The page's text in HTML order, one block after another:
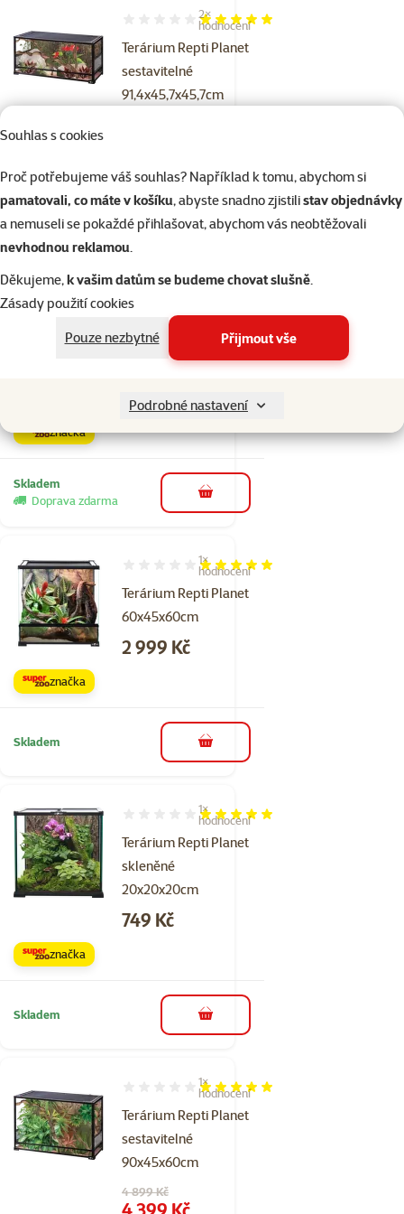
Souhlas s cookies
Proč potřebujeme váš souhlas? Například k tomu, abychom si
pamatovali, co máte v košíku, abyste snadno zjistilistav objednávky
a nemuseli se pokaždé přihlašovat, abychom vás neobtěžovali
nevhodnou reklamou.
Děkujeme,k vašim datům se budeme chovat slušně.
Zásady použití cookies
Pouze nezbytné
Přijmout vše
Podrobné nastavení
Terárium Repti Planet
sestavitelné
91,4x45,7x45,7cm
Hodnocení 100%, počet hodnocení: 2
2×
hodnocení
Doprava zdarma
do košíku
Terárium Repti Planet
sestavitelné
120x45x32cm
Hodnocení 100%, počet hodnocení: 1
1×
Cena
5 199 Kč
značka
Skladem
Doprava zdarma
do košíku
Terárium Repti Planet
60x45x60cm
Hodnocení 100%, počet hodnocení: 1
1×
hodnocení
Cena
2 999 Kč
značka
Skladem do košíku
Terárium Repti Planet
skleněné
20x20x20cm
Hodnocení 100%, počet hodnocení: 1
1×
hodnocení
Cena
749 Kč
značka
Skladem do košíku
Terárium Repti Planet
sestavitelné
90x45x60cm
Hodnocení 100%, počet hodnocení: 1
1×
hodnocení
Původní cena
4 899 Kč
Cena
4 399 Kč